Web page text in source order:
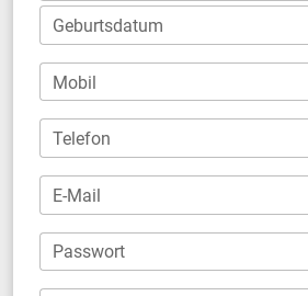
Geburtsdatum
Mobil
Telefon
E-Mail
Passwort